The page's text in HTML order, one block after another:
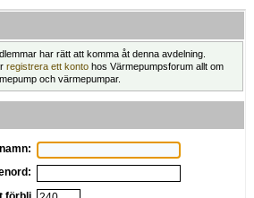
har rätt att komma åt denna avdelning.
registrera ett konto hos Värmepumpsforum allt om
och värmepumpar.